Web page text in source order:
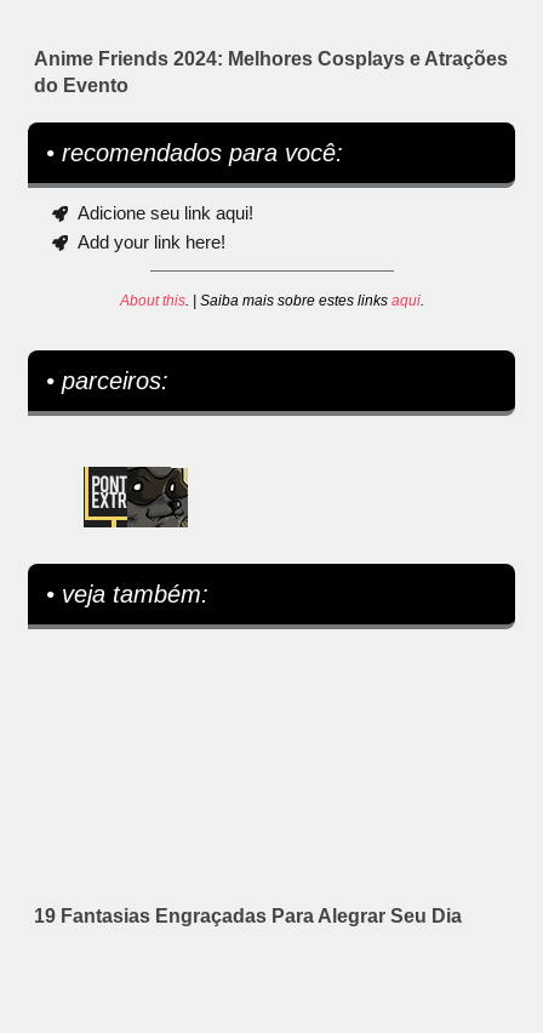
Anime Friends 2024: Melhores Cosplays e Atrações
do Evento
• recomendados para você:
Adicione seu link aqui!
Add your link here!
About this. | Saiba mais sobre estes links aqui.
• parceiros:
• veja também:
19 Fantasias Engraçadas Para Alegrar Seu Dia